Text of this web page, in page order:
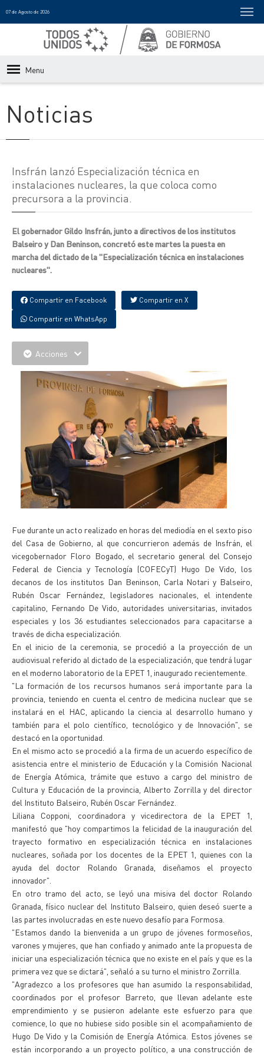
07 de Agosto de 2026
Menu
Noticias
Insfrán lanzó Especialización técnica en
instalaciones nucleares, la que coloca como
precursora a la provincia.
El gobernador Gildo Insfrán, junto a directivos de los institutos
Balseiro y Dan Beninson, concretó este martes la puesta en
marcha del dictado de la "Especialización técnica en instalaciones
nucleares".
Compartir en Facebook Compartir en X
Compartir en WhatsApp
Acciones
Fue durante un acto realizado en horas del mediodía en el sexto piso
del Casa de Gobierno, al que concurrieron además de Insfrán, el
vicegobernador Floro Bogado, el secretario general del Consejo
Federal de Ciencia y Tecnología (COFECyT) Hugo De Vido, los
decanos de los institutos Dan Beninson, Carla Notari y Balseiro,
Rubén Oscar Fernández, legisladores nacionales, el intendente
capitalino, Fernando De Vido, autoridades universitarias, invitados
especiales y los 36 estudiantes seleccionados para capacitarse a
través de dicha especialización.
En el inicio de la ceremonia, se procedió a la proyección de un
audiovisual referido al dictado de la especialización, que tendrá lugar
en el moderno laboratorio de la EPET 1, inaugurado recientemente.
"La formación de los recursos humanos será importante para la
provincia, teniendo en cuenta el centro de medicina nuclear que se
instalará en el HAC, aplicando la ciencia al desarrollo humano y
también para el polo científico, tecnológico y de Innovación", se
destacó en la oportunidad.
En el mismo acto se procedió a la firma de un acuerdo específico de
asistencia entre el ministerio de Educación y la Comisión Nacional
de Energía Atómica, trámite que estuvo a cargo del ministro de
Cultura y Educación de la provincia, Alberto Zorrilla y del director
del Instituto Balseiro, Rubén Oscar Fernández.
Liliana Copponi, coordinadora y vicedirectora de la EPET 1,
manifestó que "hoy compartimos la felicidad de la inauguración del
trayecto formativo en especialización técnica en instalaciones
nucleares, soñada por los docentes de la EPET 1, quienes con la
ayuda del doctor Rolando Granada, diseñamos el proyecto
innovador".
En otro tramo del acto, se leyó una misiva del doctor Rolando
Granada, físico nuclear del Instituto Balseiro, quien deseó suerte a
las partes involucradas en este nuevo desafío para Formosa.
"Estamos dando la bienvenida a un grupo de jóvenes formoseños,
varones y mujeres, que han confiado y animado ante la propuesta de
iniciar una especialización técnica que no existe en el país y que es la
primera vez que se dictará", señaló a su turno el ministro Zorrilla.
"Agradezco a los profesores que han asumido la responsabilidad,
coordinados por el profesor Barreto, que llevan adelante este
emprendimiento y se pusieron adelante este esfuerzo para que
comience, lo que no hubiese sido posible sin el acompañamiento de
Hugo De Vido y la Comisión de Energía Atómica. Estos jóvenes se
están incorporando a un proyecto político, a una construcción de